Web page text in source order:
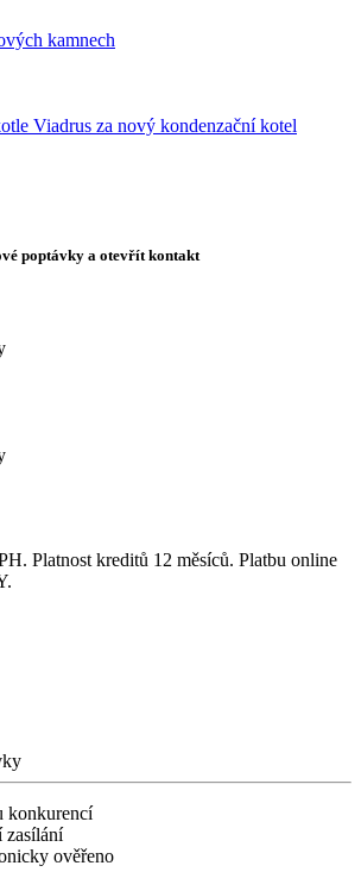
kamnech
Viadrus za nový kondenzační kotel
poptávky a otevřít kontakt
Platnost kreditů 12 měsíců. Platbu online
konkurencí
zasílání
ověřeno